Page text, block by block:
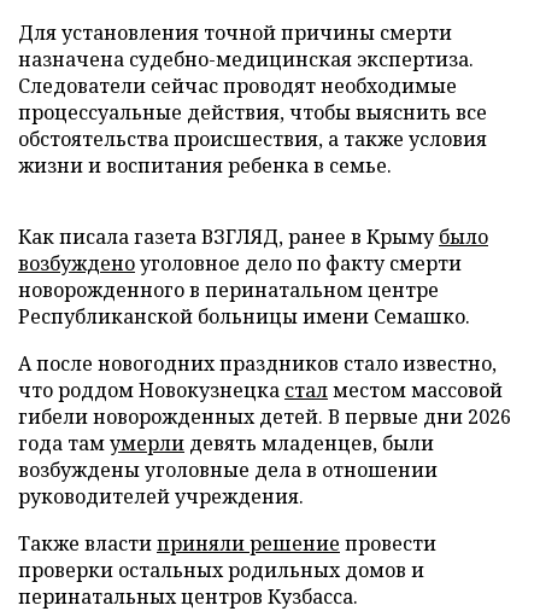
Для установления точной причины смерти
назначена судебно-медицинская экспертиза.
Следователи сейчас проводят необходимые
процессуальные действия, чтобы выяснить все
обстоятельства происшествия, а также условия
жизни и воспитания ребенка в семье.
Как писала газета ВЗГЛЯД, ранее в Крымубыло
возбужденоуголовное дело по факту смерти
новорожденного в перинатальном центре
Республиканской больницы имени Семашко.
А после новогодних праздников стало известно,
что роддом Новокузнецка сталместом массовой
гибели новорожденных детей. В первые дни 2026
года тамумерли девять младенцев, были
возбуждены уголовные дела в отношении
руководителей учреждения.
Также властиприняли решение провести
проверки остальных родильных домов и
перинатальных центров Кузбасса.